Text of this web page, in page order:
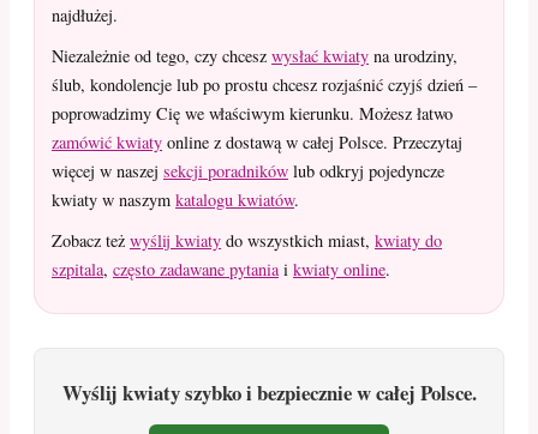
najdłużej.
Niezależnie od tego, czy chcesz wysłać kwiaty na urodziny,
ślub, kondolencje lub po prostu chcesz rozjaśnić czyjś dzień –
poprowadzimy Cię we właściwym kierunku. Możesz łatwo
zamówić kwiaty online z dostawą w całej Polsce. Przeczytaj
więcej w naszej sekcji poradników lub odkryj pojedyncze
kwiaty w naszym katalogu kwiatów.
Zobacz też wyślij kwiaty do wszystkich miast, kwiaty do
szpitala, często zadawane pytaniai kwiaty online.
Wyślij kwiaty szybko i bezpiecznie w całej Polsce.